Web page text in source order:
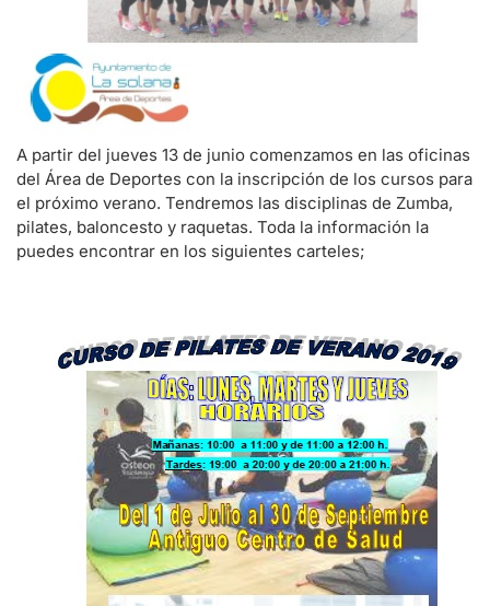
A partir del jueves 13 de junio comenzamos en las oficinas
del Área de Deportes con la inscripción de los cursos para
el próximo verano. Tendremos las disciplinas de Zumba,
pilates, baloncesto y raquetas. Toda la información la
puedes encontrar en los siguientes carteles;